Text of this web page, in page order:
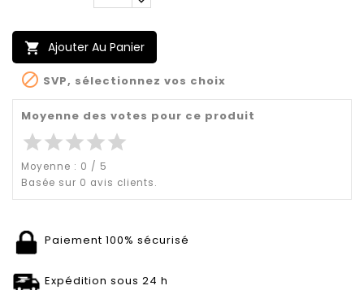
 Ajouter Au Panier
 SVP, sélectionnez vos choix
Moyenne des votes pour ce produit
starstarstarstarstar
Moyenne : 0 / 5
Basée sur 0 avis clients.
Paiement 100% sécurisé
Expédition sous 24 h